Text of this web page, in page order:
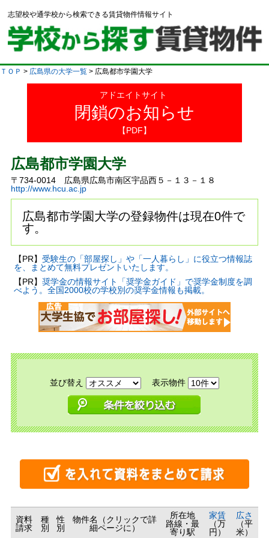
志望校や通学校から検索できる賃貸物件情報サイト
ＴＯＰ > 広島県の大学一覧 > 広島都市学園大学
アドエイトサイト
閉鎖のお知らせ
【PDF】
広島都市学園大学
〒734-0014 広島県広島市南区宇品西５－１３－１８
http://www.hcu.ac.jp
広島都市学園大学の登録物件は現在0件で
す。
【PR】 受験生の「部屋探し」や「一人暮らし」に役立つ情報誌
を、まとめて無料プレゼントいたします。
【PR】 奨学金の情報サイト「奨学金ガイド」で奨学金制度を調
べよう。全国2000校の学校別の奨学金情報も掲載。
並び替え 表示物件
資料
請求
種
別
性
別
物件名（クリックで詳
細ページに）
所在地
路線・最
寄り駅
家賃
（万
円）
広さ
（平
米）